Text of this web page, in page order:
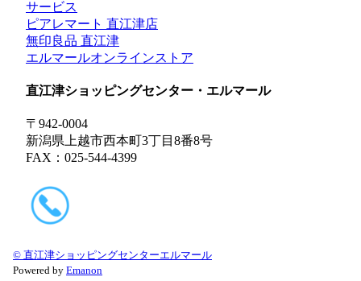
サービス
ピアレマート 直江津店
無印良品 直江津
エルマールオンラインストア
直江津ショッピングセンター・エルマール
〒942-0004
新潟県上越市西本町3丁目8番8号
FAX：025-544-4399
© 直江津ショッピングセンターエルマール
Powered by Emanon